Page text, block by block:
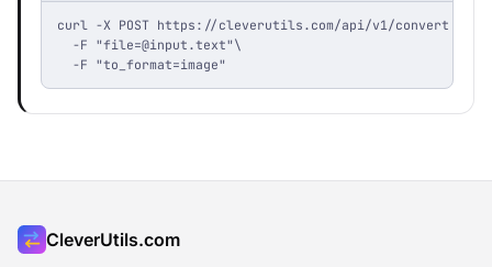
curl -X POST https://cleverutils.com/api/v1/convert \
  -F "
file=@input.text"\
  -F "to_format=image"
CleverUtils.com